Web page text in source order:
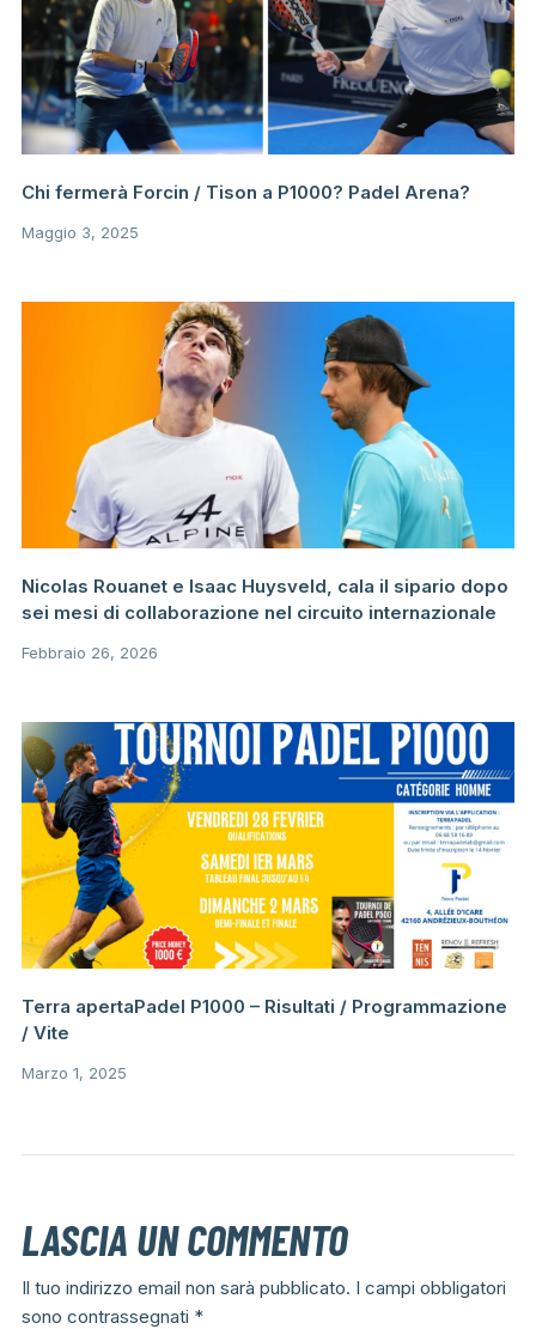
Chi fermerà Forcin / Tison a P1000? Padel Arena?
Maggio 3, 2025
Nicolas Rouanet e Isaac Huysveld, cala il sipario dopo
sei mesi di collaborazione nel circuito internazionale
Febbraio 26, 2026
Terra apertaPadel P1000 – Risultati / Programmazione
/ Vite
Marzo 1, 2025
LASCIA UN COMMENTO
Il tuo indirizzo email non sarà pubblicato. I campi obbligatori
sono contrassegnati *